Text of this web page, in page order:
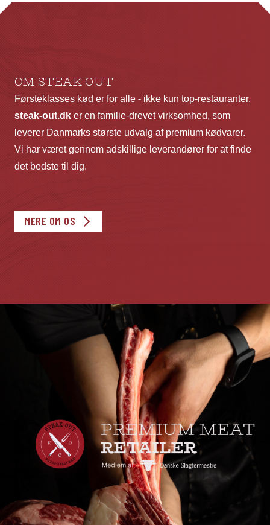
kan
OM STEAK OUT
Førsteklasses kød er for alle - ikke kun top-restauranter.
steak-out.dk er en familie-drevet virksomhed, som
leverer Danmarks største udvalg af premium kødvarer.
Vi har været gennem adskillige leverandører for at finde
det bedste til dig.
MERE OM OS